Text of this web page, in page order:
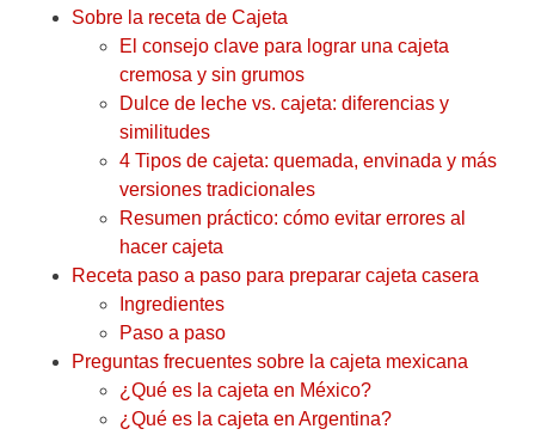
Sobre la receta de Cajeta
El consejo clave para lograr una cajeta
cremosa y sin grumos
Dulce de leche vs. cajeta: diferencias y
similitudes
4 Tipos de cajeta: quemada, envinada y más
versiones tradicionales
Resumen práctico: cómo evitar errores al
hacer cajeta
Receta paso a paso para preparar cajeta casera
Ingredientes
Paso a paso
Preguntas frecuentes sobre la cajeta mexicana
¿Qué es la cajeta en México?
¿Qué es la cajeta en Argentina?